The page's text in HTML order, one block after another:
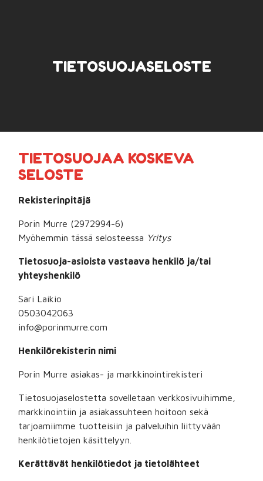
TIETOSUOJASELOSTE
TIETOSUOJAA KOSKEVA
SELOSTE
Rekisterinpitäjä
Porin Murre (2972994-6)
Myöhemmin tässä selosteessa Yritys
Tietosuoja-asioista vastaava henkilö ja/tai
yhteyshenkilö
Sari Laikio
0503042063
info@porinmurre.com
Henkilörekisterin nimi
Porin Murre asiakas- ja markkinointirekisteri
Tietosuojaselostetta sovelletaan verkkosivuihimme,
markkinointiin ja asiakassuhteen hoitoon sekä
tarjoamiimme tuotteisiin ja palveluihin liittyvään
henkilötietojen käsittelyyn.
Kerättävät henkilötiedot ja tietolähteet